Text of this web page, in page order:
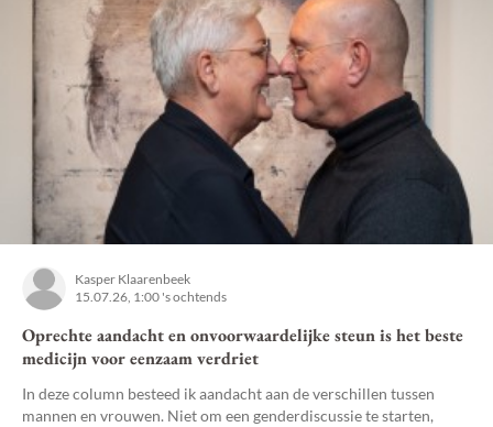
Kasper Klaarenbeek
15.07.26, 1:00 's ochtends
Oprechte aandacht en onvoorwaardelijke steun is het beste
medicijn voor eenzaam verdriet
In deze column besteed ik aandacht aan de verschillen tussen
mannen en vrouwen. Niet om een genderdiscussie te starten,